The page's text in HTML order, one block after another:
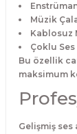
Müzik
Kablosuz
Çoklu Ses
Bu özellik
maksimum
Gelişmiş ses